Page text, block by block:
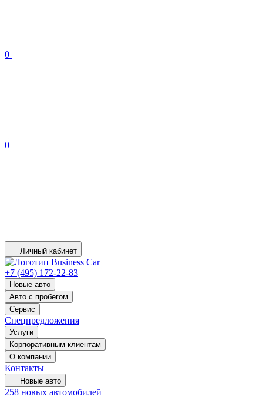
0
0
Личный кабинет
+7 (495) 172-22-83
Новые авто
Авто с пробегом
Сервис
Спецпредложения
Услуги
Корпоративным клиентам
О компании
Контакты
Новые авто
258 новых автомобилей